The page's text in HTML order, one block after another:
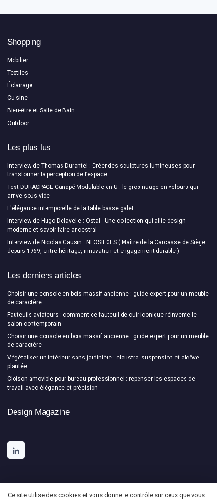
Shopping
Mobilier
Textiles
Éclairage
Cuisine
Bien-être et Salle de Bain
Outdoor
Les plus lus
Interview de Thomas Durantel : Créer des sculptures lumineuses pour
transformer la perception de l’espace
Test DURASPACE Canapé Modulable en U : le gros nuage en velours qui
arrive sous vide
L'élégance intemporelle de la table basse galet
Interview de Hugo Delavelle : Ostal - Une collection qui allie design
moderne et savoir-faire ancestral
Interview de Nicolas Causin : NEOSIEGES ( Maître de la Carcasse de Siège
depuis 1969, entre héritage, innovation et engagement durable )
Les derniers articles
Choisir une console en bois massif ancienne : guide expert pour un meuble
de caractère
Fauteuils aviateurs : comment ce fauteuil de cuir iconique réinvente le
salon contemporain
Choisir une console en bois massif ancienne : guide expert pour un meuble
de caractère
Végétaliser un intérieur sans jardinière : claustra, suspension et alcôve
plantée
Cloison amovible pour bureau professionnel : repenser les espaces de
travail avec élégance et précision
Design Magazine
Ce site utilise des cookies et vous donne le contrôle sur ceux que vous